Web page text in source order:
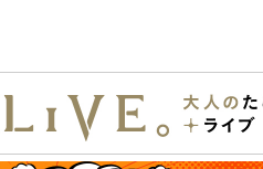
23:00
SUPER EIGHT特集
24:00